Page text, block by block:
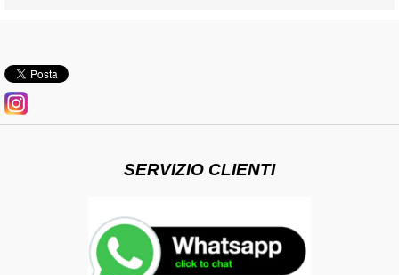
SERVIZIO CLIENTI